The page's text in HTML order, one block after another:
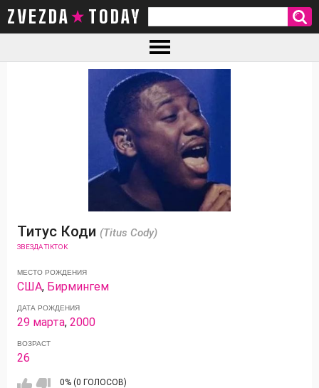
ZVEZDA TODAY
Титус Коди (Titus Cody)
ЗВЕЗДА TIKTOK
МЕСТО РОЖДЕНИЯ
США, Бирмингем
ДАТА РОЖДЕНИЯ
29 марта,2000
ВОЗРАСТ
26
0% (0 ГОЛОСОВ)